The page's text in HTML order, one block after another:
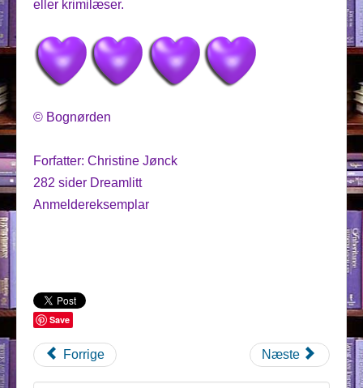
eller krimilæser.
© Bognørden
Forfatter: Christine Jønck
282 sider Dreamlitt
Anmeldereksemplar
Save
Forrige Næste